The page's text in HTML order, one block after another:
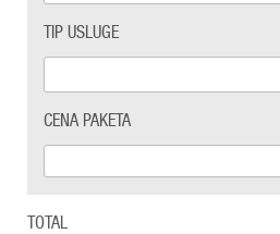
TIP USLUGE
CENA PAKETA
TOTAL